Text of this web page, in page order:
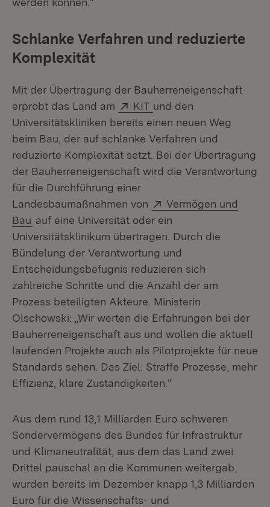
Schlanke Verfahren und reduzierte
Komplexität
Mit der Übertragung der Bauherreneigenschaft
erprobt das Land am
Extern:
KIT (Öffnet in neuem
und den
Universitätskliniken bereits einen neuen Weg
beim Bau, der auf schlanke Verfahren und
reduzierte Komplexität setzt. Bei der Übertragung
der Bauherreneigenschaft wird die Verantwortung
für die Durchführung einer
Landesbaumaßnahmen von
Extern:
Vermögen und
Bau (Öffnet in neuem Fenster)
auf eine Universität oder ein
Universitätsklinikum übertragen. Durch die
Bündelung der Verantwortung und
Entscheidungsbefugnis reduzieren sich
zahlreiche Schritte und die Anzahl der am
Prozess beteiligten Akteure. Ministerin
Olschowski: „Wir werten die Erfahrungen bei der
Bauherreneigenschaft aus und wollen die aktuell
laufenden Projekte auch als Pilotprojekte für neue
Standards sehen. Das Ziel: Straffe Prozesse, mehr
Effizienz, klare Zuständigkeiten.“
Aus dem rund 13,1 Milliarden Euro schweren
Sondervermögens des Bundes für Infrastruktur
und Klimaneutralität, aus dem das Land zwei
Drittel pauschal an die Kommunen weitergab,
wurden bereits im Dezember knapp 1,3 Milliarden
Euro für die Wissenschafts- und